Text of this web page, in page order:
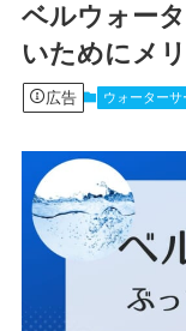
ベルウォー
いためにメ
広告 ウォーターサ